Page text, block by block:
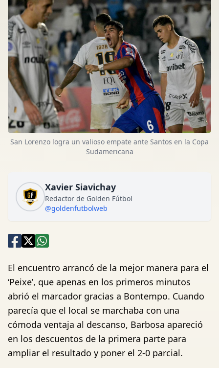
San Lorenzo logra un valioso empate ante Santos en la Copa
Sudamericana
Xavier Siavichay
Redactor de Golden Fútbol
@goldenfutbolweb
El encuentro arrancó de la mejor manera para el
‘Peixe’, que apenas en los primeros minutos
abrió el marcador gracias a Bontempo. Cuando
parecía que el local se marchaba con una
cómoda ventaja al descanso, Barbosa apareció
en los descuentos de la primera parte para
ampliar el resultado y poner el 2-0 parcial.